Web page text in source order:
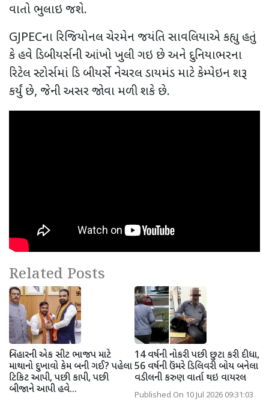
વાતો ભુલાઇ જશે.
GJPECના રિજિયોનલ ચેરમેન જયંતિ સાવલિયાએ કહ્યુ હતું
કે હવે ડિબીયર્સની આંખો ખુલી ગઇ છે અને દુનિયાભરના
રિટેલ સ્ટોર્સમાં ડિ બીયર્સે નેચરલ ડાયમંડ માટે કેમ્પેઇન શરૂ
કર્યું છે, જેની અસર જોવા મળી શકે છે.
Related Posts
બિહારની એક સીટ ભાજપ માટે
માથાનો દુખાવો કેમ બની ગઈ? પહેલા
ટિકિટ આપી, પછી કાપી, પછી
બીજાને આપી હવે...
14 વર્ષની નોકરી પછી છુટા કરી દીધા,
56 વર્ષની ઉંમરે ડિલિવરી બોય બનેલા
વડીલની કરુણ વાર્તા થઇ વાયરલ
Published On 10 Jul 2026 09:31:03